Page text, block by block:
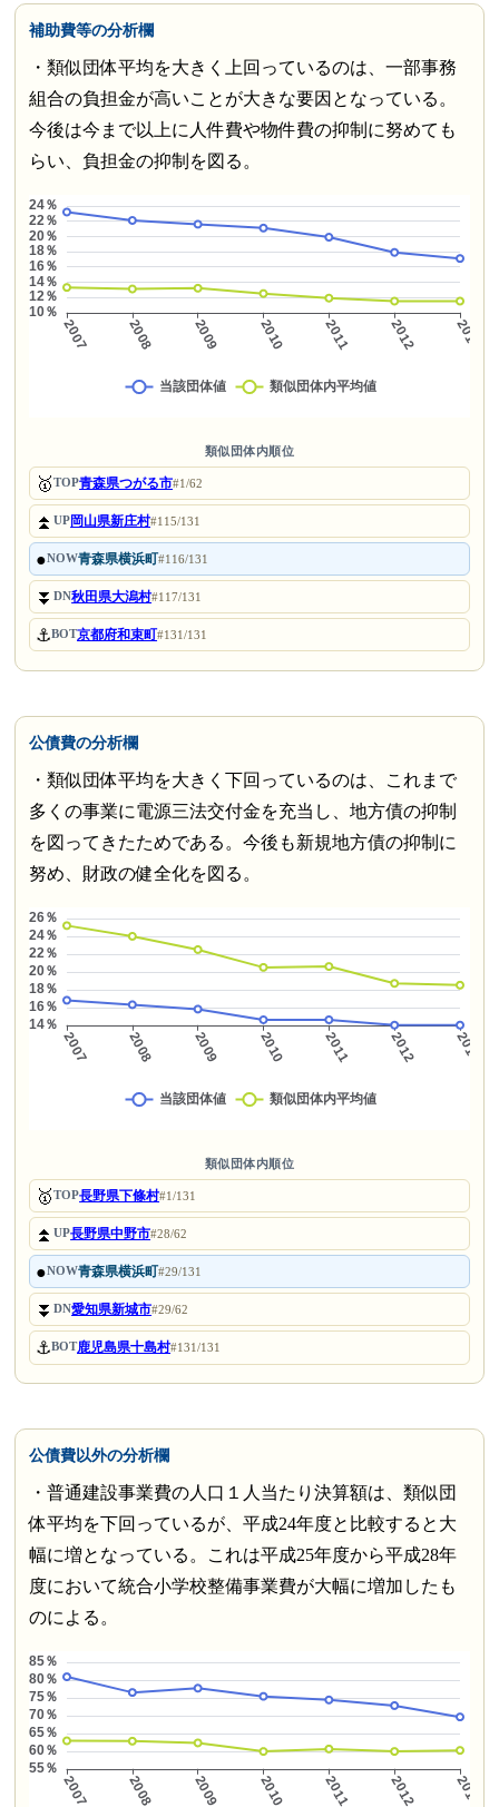
補助費等の分析欄
・類似団体平均を大きく上回っているのは、一部事務
組合の負担金が高いことが大きな要因となっている。
今後は今まで以上に人件費や物件費の抑制に努めても
らい、負担金の抑制を図る。
類似団体内順位
🥇TOP青森県つがる市#1/62
⏫UP岡山県新庄村#115/131
●NOW青森県横浜町#116/131
⏬DN秋田県大潟村#117/131
⚓BOT京都府和束町#131/131
公債費の分析欄
・類似団体平均を大きく下回っているのは、これまで
多くの事業に電源三法交付金を充当し、地方債の抑制
を図ってきたためである。今後も新規地方債の抑制に
努め、財政の健全化を図る。
類似団体内順位
🥇TOP長野県下條村#1/131
⏫UP長野県中野市#28/62
●NOW青森県横浜町#29/131
⏬DN愛知県新城市#29/62
⚓BOT鹿児島県十島村#131/131
公債費以外の分析欄
・普通建設事業費の人口１人当たり決算額は、類似団
体平均を下回っているが、平成24年度と比較すると大
幅に増となっている。これは平成25年度から平成28年
度において統合小学校整備事業費が大幅に増加したも
のによる。